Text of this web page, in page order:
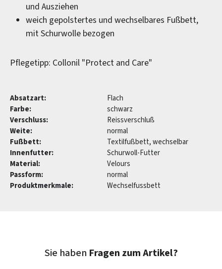
und Ausziehen
weich gepolstertes und wechselbares Fußbett,
mit Schurwolle bezogen
Pflegetipp: Collonil "Protect and Care"
Absatzart:
Flach
Farbe:
schwarz
Verschluss:
Reissverschluß
Weite:
normal
Fußbett:
Textilfußbett, wechselbar
Innenfutter:
Schurwoll-Futter
Material:
Velours
Passform:
normal
Produktmerkmale:
Wechselfussbett
Sie haben Fragen zum Artikel?